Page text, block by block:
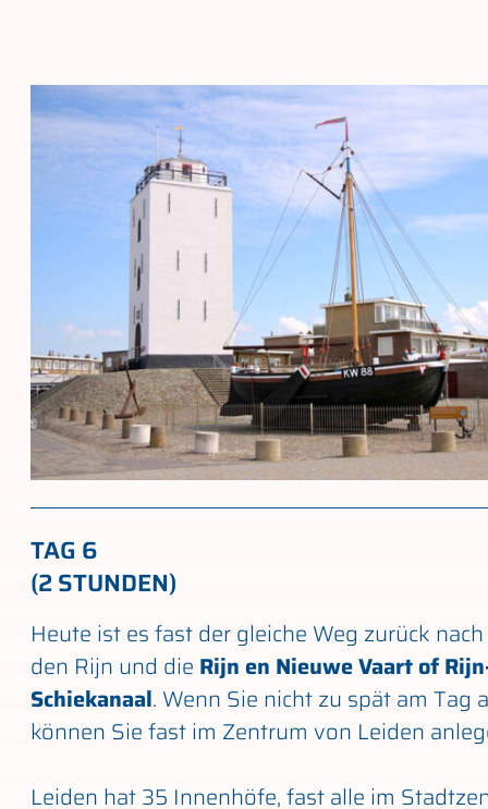
TAG 6
(2 STUNDEN)
Heute ist es fast der gleiche Weg zurück nach
den Rijn und die Rijn en Nieuwe Vaart of
Schiekanaal. Wenn Sie nicht zu spät am Tag
können Sie fast im Zentrum von Leiden
Leiden hat 35 Innenhöfe, fast alle im